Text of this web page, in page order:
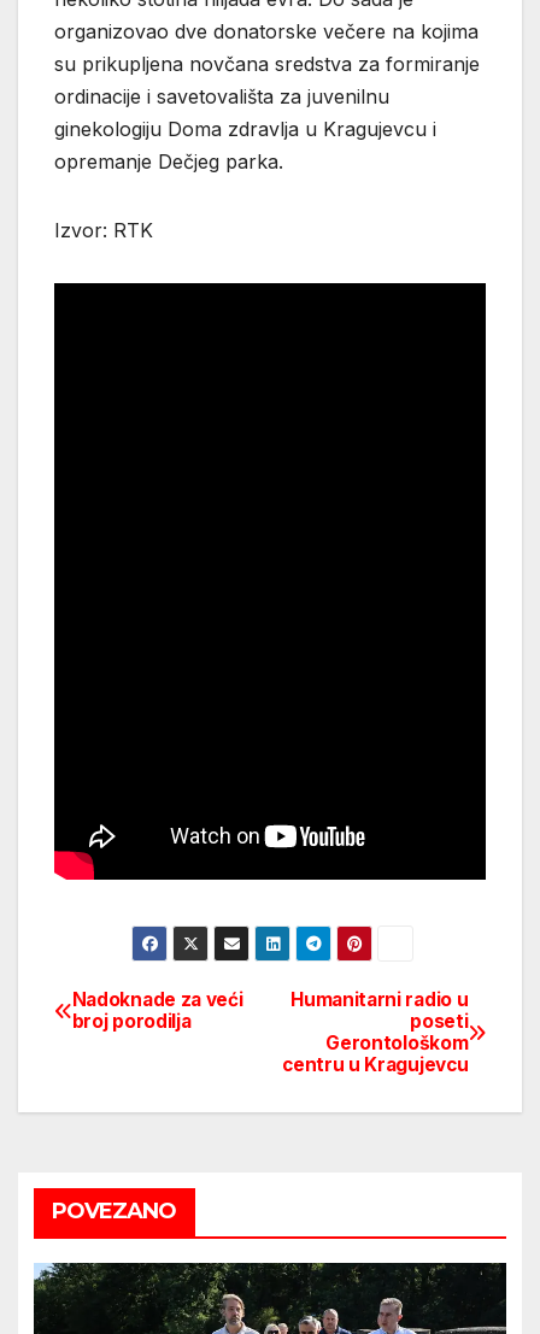
organizovao dve donatorske večere na kojima
su prikupljena novčana sredstva za formiranje
ordinacije i savetovališta za juvenilnu
ginekologiju Doma zdravlja u Kragujevcu i
opremanje Dečjeg parka.
Izvor: RTK
Post
Humanitarni radio u
poseti
Gerontološkom
centru u Kragujevcu
Nadoknade za veći
broj porodilja
POVEZANO